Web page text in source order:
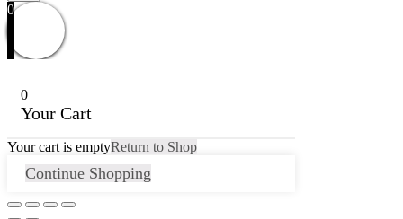
0
0
Your Cart
Your cart is emptyReturn to Shop
Continue Shopping